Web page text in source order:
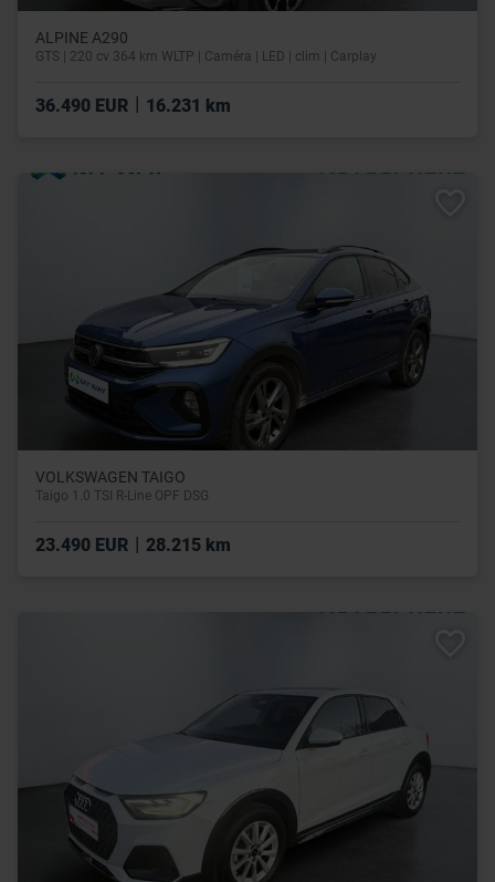
ALPINE A290
GTS | 220 cv 364 km WLTP | Caméra | LED | clim | Carplay
36.490 EUR 16.231 km
VOLKSWAGEN TAIGO
Taigo 1.0 TSI R-Line OPF DSG
23.490 EUR | 28.215 km